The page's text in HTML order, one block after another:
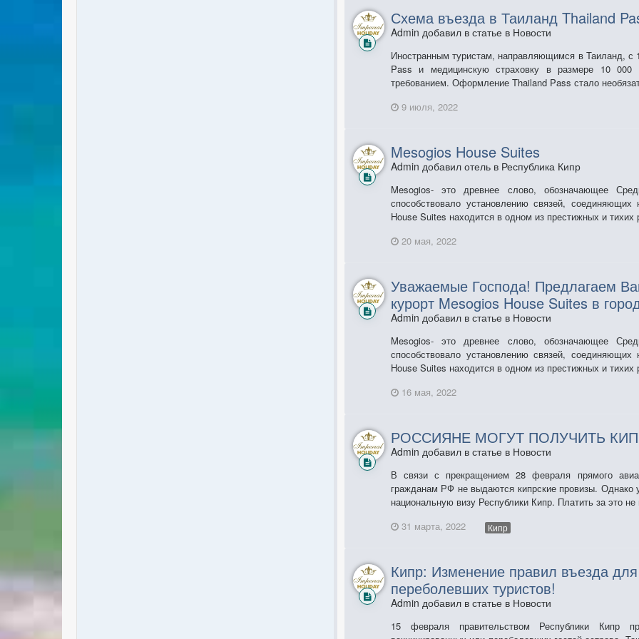
Схема въезда в Таиланд Thailand
Admin добавил в статье в Новости
Иностранным туристам, направляющимся в Таиланд,
Pass и медицинскую страховку в размере 10
требованием. Оформление Thailand Pass стало
9 июля, 2022
Mesogios House Suites
Admin добавил отель в Республика Кипр
Mesogios- это древнее слово, обозначающее
способствовало установлению связей,
House Suites находится в одном из престижных и
20 мая, 2022
Уважаемые Господа! Предлагаем
курорт Mesogios House Suites в
Admin добавил в статье в Новости
Mesogios- это древнее слово, обозначающее
способствовало установлению связей,
House Suites находится в одном из престижных и
16 мая, 2022
РОССИЯНЕ МОГУТ ПОЛУЧИТЬ
Admin добавил в статье в Новости
В связи с прекращением 28 февраля прямого
гражданам РФ не выдаются кипрские провизы. Однако
национальную визу Республики Кипр. Платить за это
31 марта, 2022
Кипр
Кипр: Изменение правил въезда
переболевших туристов!
Admin добавил в статье в Новости
15 февраля правительством Республики Кипр